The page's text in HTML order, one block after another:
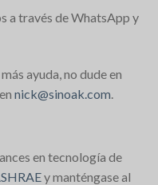
a través de WhatsApp y
ayuda, no dude en
nick@sinoak.com.
en tecnología de
y manténgase al